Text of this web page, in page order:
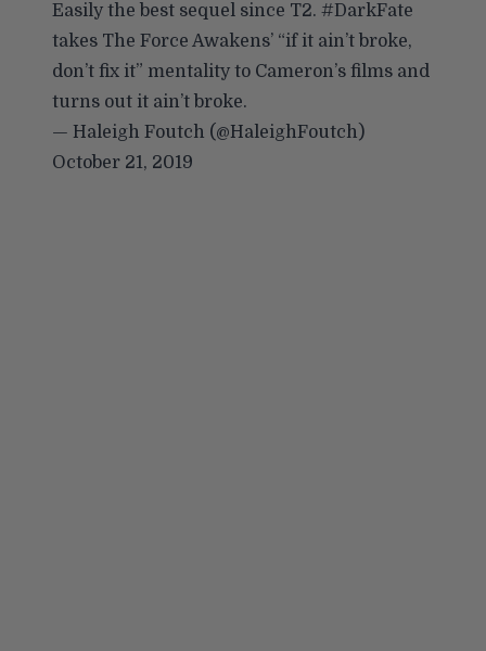
Easily the best sequel since T2. #DarkFate
takes The Force Awakens’ “if it ain’t broke,
don’t fix it” mentality to Cameron’s films and
turns out it ain’t broke.
— Haleigh Foutch (@HaleighFoutch)
October 21, 2019